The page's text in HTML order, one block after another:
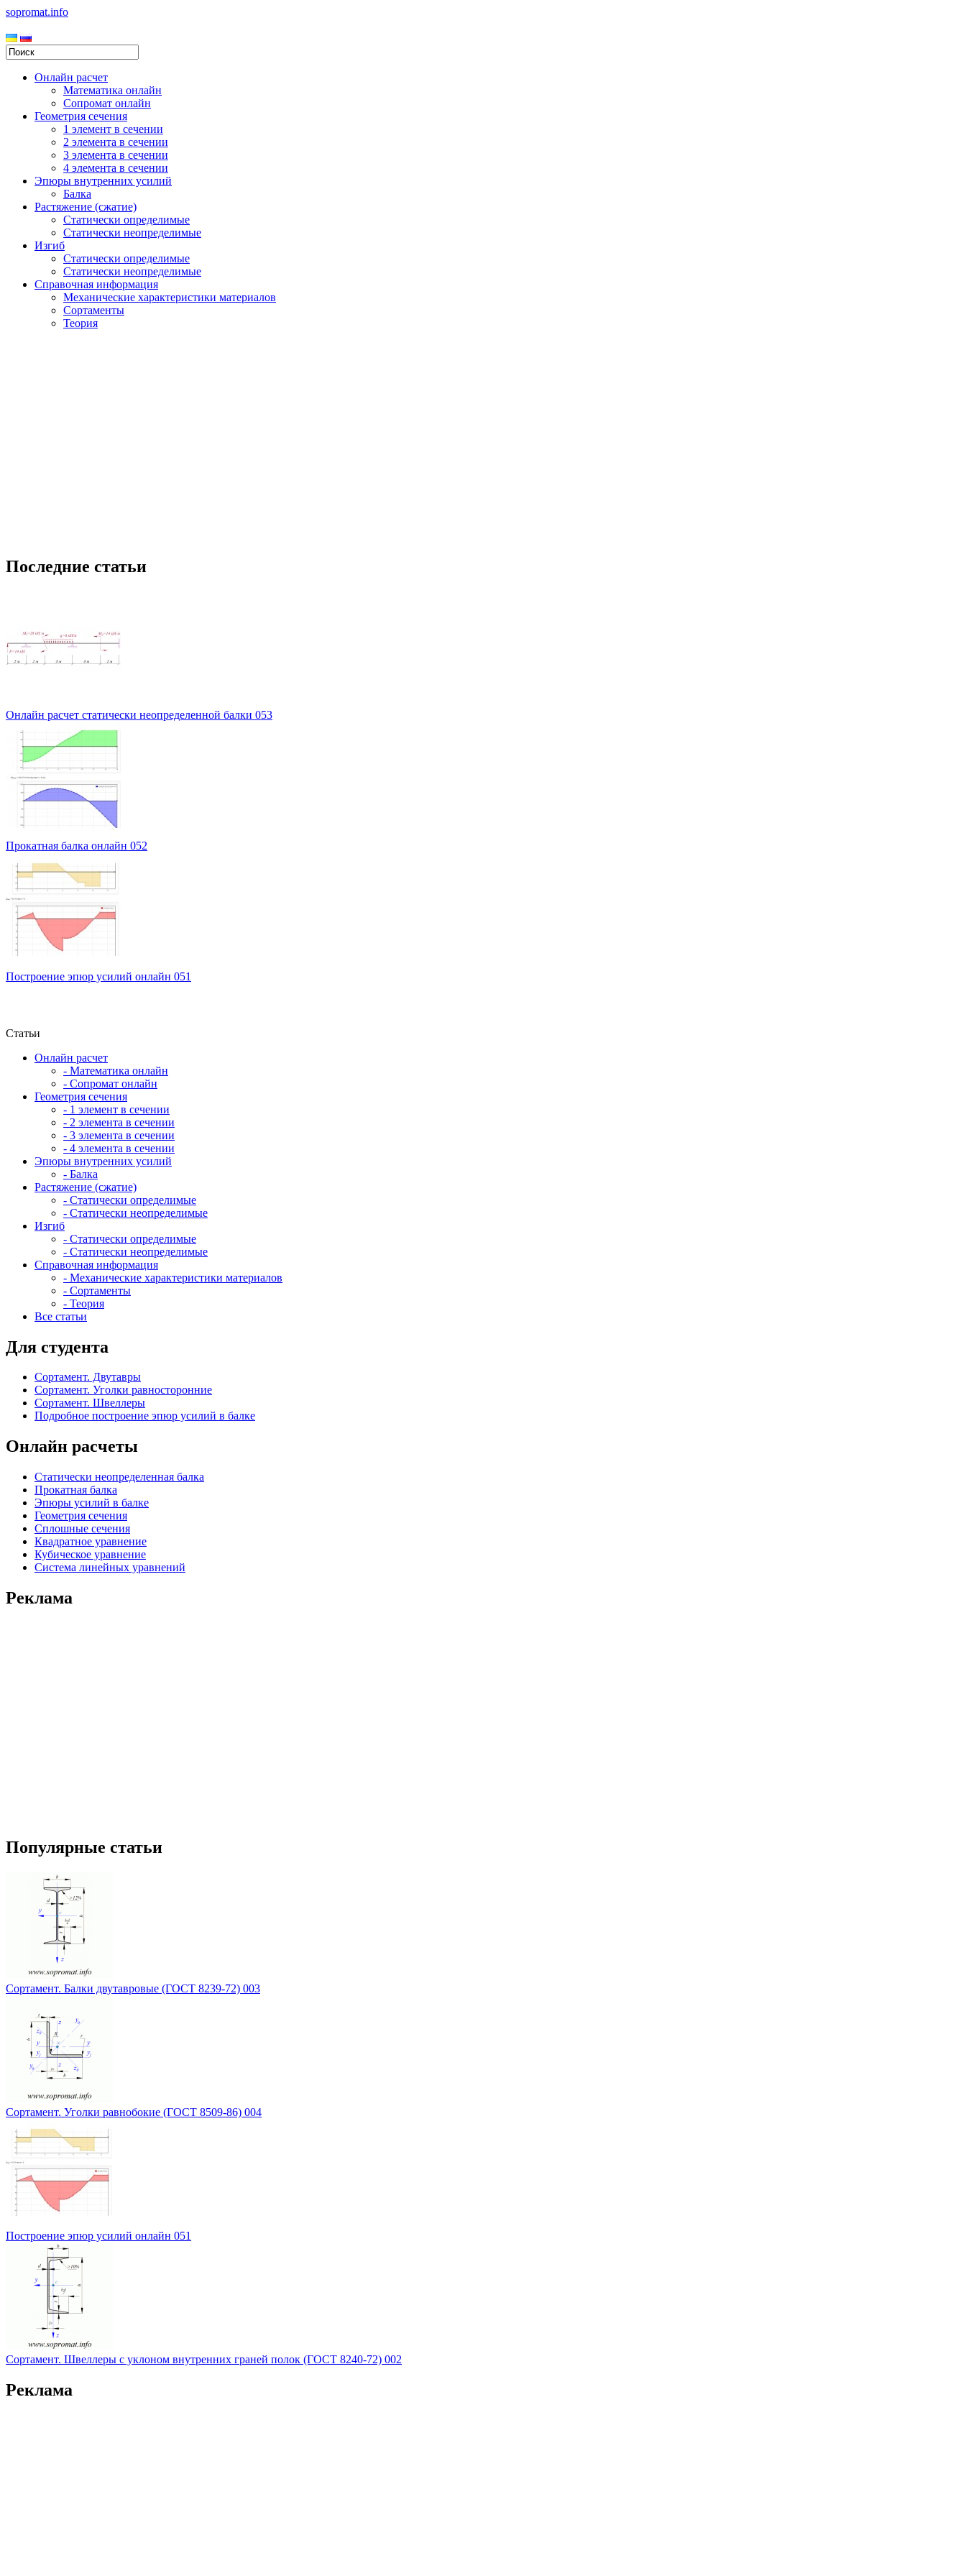
sopromat.info
Онлайн расчет
Математика онлайн
Сопромат онлайн
Геометрия сечения
1 элемент в сечении
2 элемента в сечении
3 элемента в сечении
4 элемента в сечении
Эпюры внутренних усилий
Балка
Растяжение (сжатие)
Статически определимые
Статически неопределимые
Изгиб
Статически определимые
Статически неопределимые
Справочная информация
Механические характеристики материалов
Сортаменты
Теория
Последние статьи
Онлайн расчет статически неопределенной балки 053
Прокатная балка онлайн 052
Построение эпюр усилий онлайн 051
Статьи
Онлайн расчет
- Математика онлайн
- Сопромат онлайн
Геометрия сечения
- 1 элемент в сечении
- 2 элемента в сечении
- 3 элемента в сечении
- 4 элемента в сечении
Эпюры внутренних усилий
- Балка
Растяжение (сжатие)
- Статически определимые
- Статически неопределимые
Изгиб
- Статически определимые
- Статически неопределимые
Справочная информация
- Механические характеристики материалов
- Сортаменты
- Теория
Все статьи
Для студента
Сортамент. Двутавры
Сортамент. Уголки равносторонние
Сортамент. Швеллеры
Подробное построение эпюр усилий в балке
Онлайн расчеты
Статически неопределенная балка
Прокатная балка
Эпюры усилий в балке
Геометрия сечения
Сплошные сечения
Квадратное уравнение
Кубическое уравнение
Система линейных уравнений
Реклама
Популярные статьи
Сортамент. Балки двутавровые (ГОСТ 8239-72) 003
Сортамент. Уголки равнобокие (ГОСТ 8509-86) 004
Построение эпюр усилий онлайн 051
Сортамент. Швеллеры с уклоном внутренних граней полок (ГОСТ 8240-72) 002
Реклама